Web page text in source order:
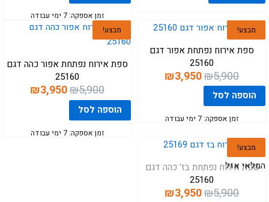
₪3,590.זמן אספקה: 7 ימי עבודה
מבצע!
ספת אירוח נפתחת אפור דגם
25160
₪5,900
המחיר
₪5,900.
₪3,950
₪3,950.
הוספה לסל
זמן אספקה: 7 ימי עבודה
מבצע!
ספת אירוח נפתחת אפור כהה דגם
25160
₪5,900
המחיר
₪5,900.
₪3,950
הוספה לסל
זמן אספקה: 7 ימי עבודה
מבצע!
ספת אירוח נפתחת בז' כהה דגם
25160
₪5,900
המחיר₪3,950
המלאי אזל